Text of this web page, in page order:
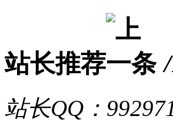
站长推荐
站长QQ：